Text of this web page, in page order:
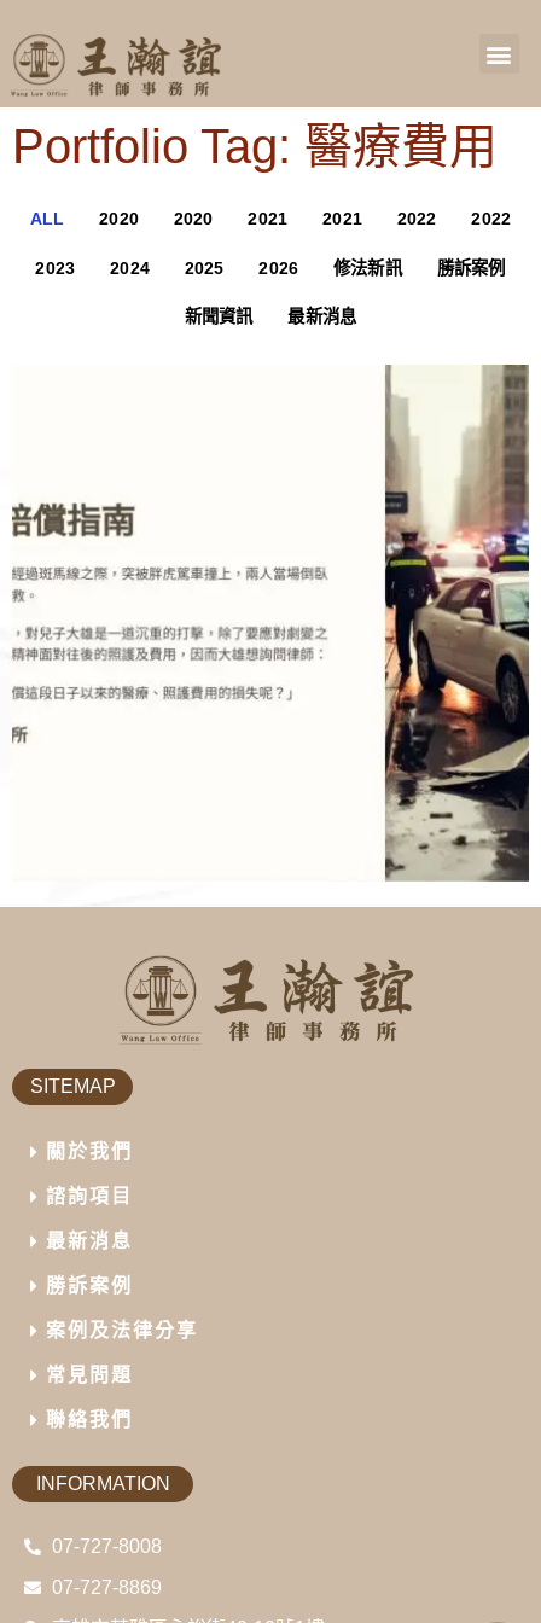
Portfolio Tag: 醫療費用
ALL 2020 2020 2021 2021 2022 2022
2023 2024 2025 2026 修法新訊 勝訴案例
新聞資訊 最新消息
SITEMAP
關於我們
諮詢項目
最新消息
勝訴案例
案例及法律分享
常見問題
聯絡我們
INFORMATION
07-727-8008
07-727-8869